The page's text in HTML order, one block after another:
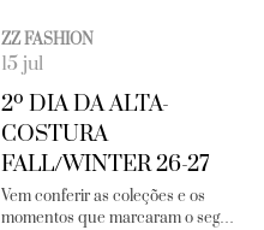
ZZ FASHION
15 jul
2º DIA DA ALTA-
COSTURA
FALL/WINTER 26-27
Vem conferir as coleções e os
momentos que marcaram o seg…